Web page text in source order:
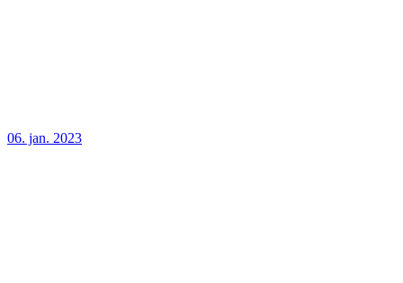
06. jan. 2023